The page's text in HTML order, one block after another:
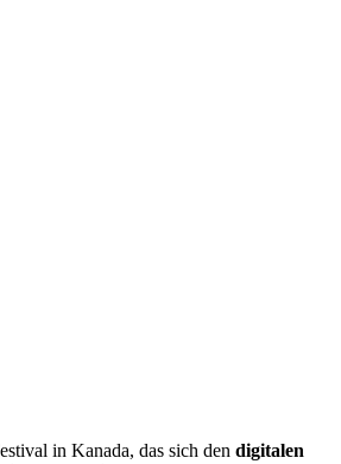
in Kanada, das sich den digitalen